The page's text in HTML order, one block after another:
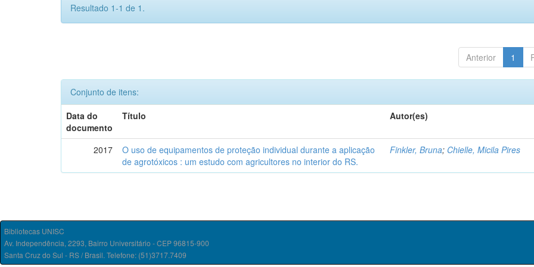
Resultado 1-1 de 1.
Anterior 1
Conjunto de itens:
Data do
documento
Título Autor(es)
2017
O uso de equipamentos de proteção individual durante a aplicação
de agrotóxicos : um estudo com agricultores no interior do RS.
Finkler, Bruna; Chielle, Micila Pires
Bibliotecas UNISC
Av. Independência, 2293, Bairro Universitário - CEP 96815-900
Santa Cruz do Sul - RS / Brasil. Telefone: (51)3717.7409